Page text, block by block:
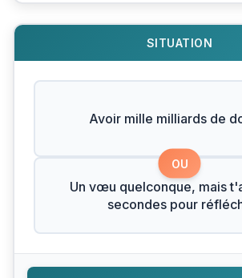
SITUATION
Avoir mille milliards de
OU
Un vœu quelconque, mais
secondes pour